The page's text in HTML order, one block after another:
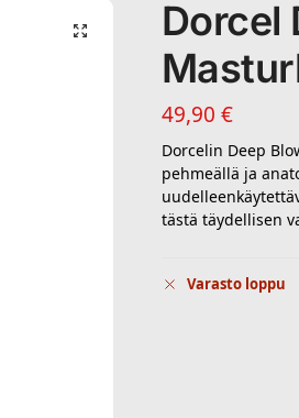
Dorcel
49,90 €
Dorcelin Deep
pehmeällä ja
tästä täydellisen
Varasto loppu